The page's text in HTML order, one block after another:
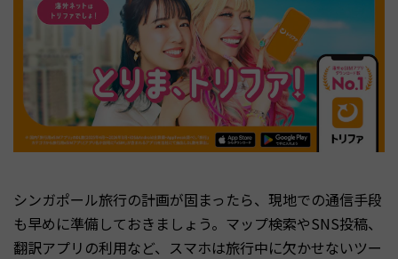
シンガポール旅行の計画が固まったら、現地での通信手段
も早めに準備しておきましょう。マップ検索やSNS投稿、
翻訳アプリの利用など、スマホは旅行中に欠かせないツー